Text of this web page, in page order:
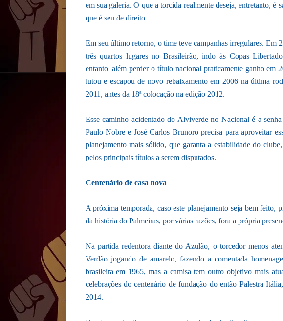
em sua galeria. O que a torcida realmente deseja, entretanto, é
que é seu de direito.
Em seu último retorno, o time teve campanhas irregulares. Em
três quartos lugares no Brasileirão, indo às Copas
entanto, além perder o título nacional praticamente ganho em
lutou e escapou de novo rebaixamento em 2006 na última
2011, antes da 18ª colocação na edição 2012.
Esse caminho acidentado do Alviverde no Nacional é a
Paulo Nobre e José Carlos Brunoro precisa para aproveitar
planejamento mais sólido, que garanta a estabilidade do
pelos principais títulos a serem disputados.
Centenário de casa nova
A próxima temporada, caso este planejamento seja bem feito,
da história do Palmeiras, por várias razões, fora a própria
Na partida redentora diante do Azulão, o torcedor menos
Verdão jogando de amarelo, fazendo a comentada
brasileira em 1965, mas a camisa tem outro objetivo mais
celebrações do centenário de fundação do então Palestra
2014.